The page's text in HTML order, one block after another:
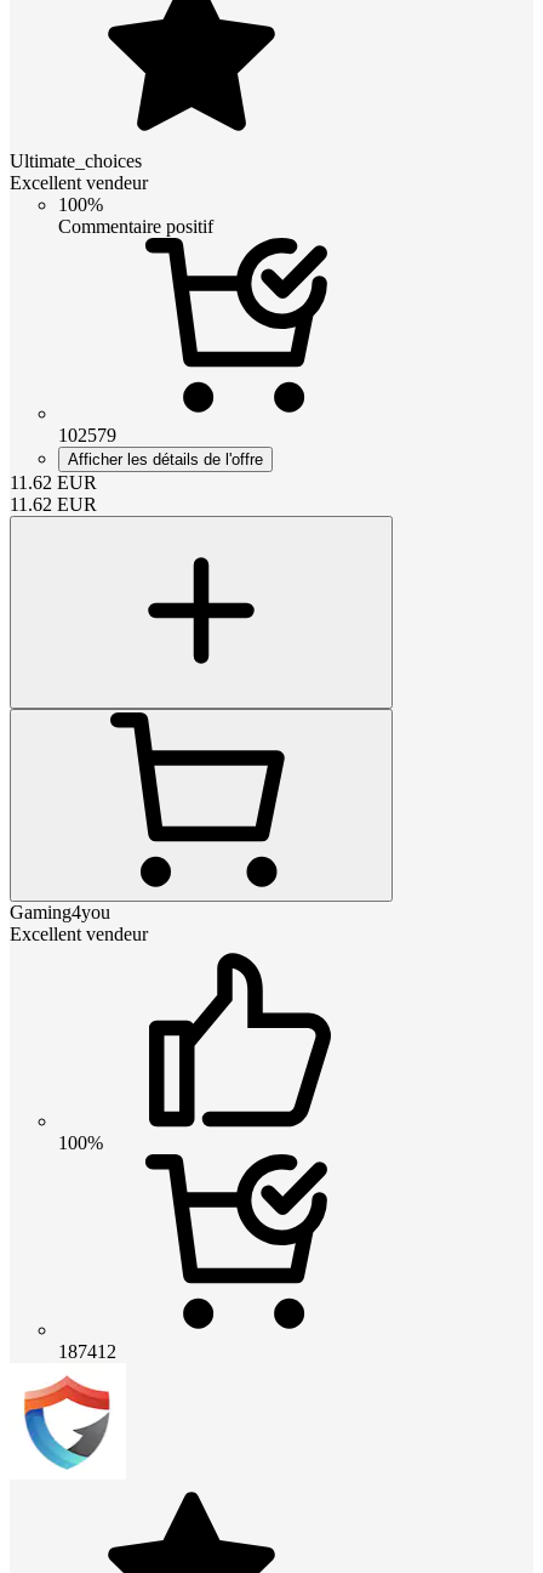
Ultimate_choices
Excellent vendeur
100%
Commentaire positif
102579
Afficher les détails de l'offre
11.62 EUR
11.62 EUR
Gaming4you
Excellent vendeur
100%
187412